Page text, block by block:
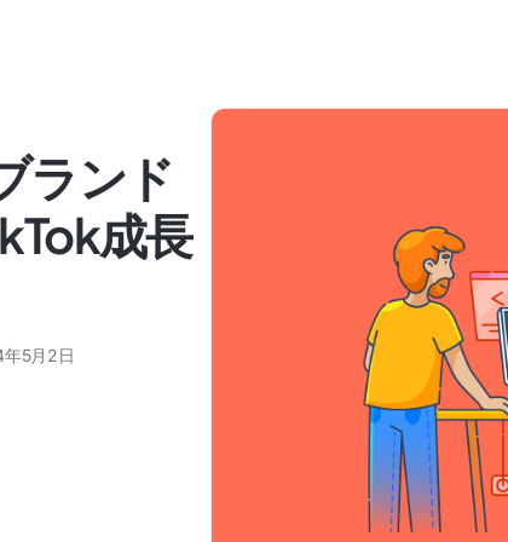
ランド
成長
5月2日